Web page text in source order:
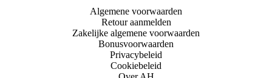
Algemene voorwaarden
Retour aanmelden
Zakelijke algemene voorwaarden
Bonusvoorwaarden
Privacybeleid
Cookiebeleid